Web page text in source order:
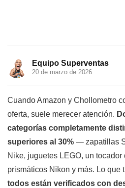
Equipo Superventas
20 de marzo de 2026
Cuando Amazon y Chollometro
oferta, suele merecer atención.
categorías completamente
superiores al 30% — zapatillas
Nike, juguetes LEGO, un tocador
prismáticos Nikon y más. Lo que
todos están verificados con